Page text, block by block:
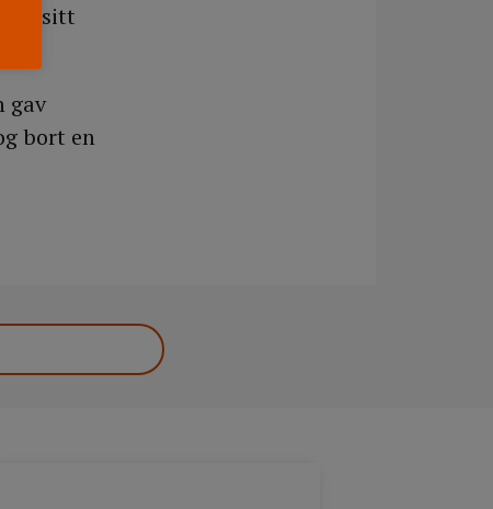
sitt
gav
bort en